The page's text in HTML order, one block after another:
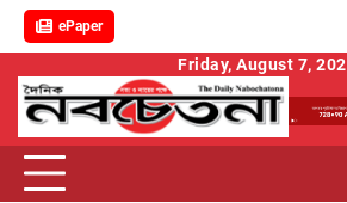
ePaper
content
Friday, August 7,